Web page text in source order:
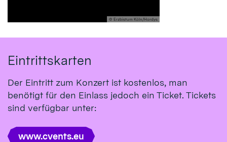
© Erzbistum Köln/Hordys
Eintrittskarten
Der Eintritt zum Konzert ist kostenlos, man
benötigt für den Einlass jedoch ein Ticket. Tickets
sind verfügbar unter:
www.cvents.eu